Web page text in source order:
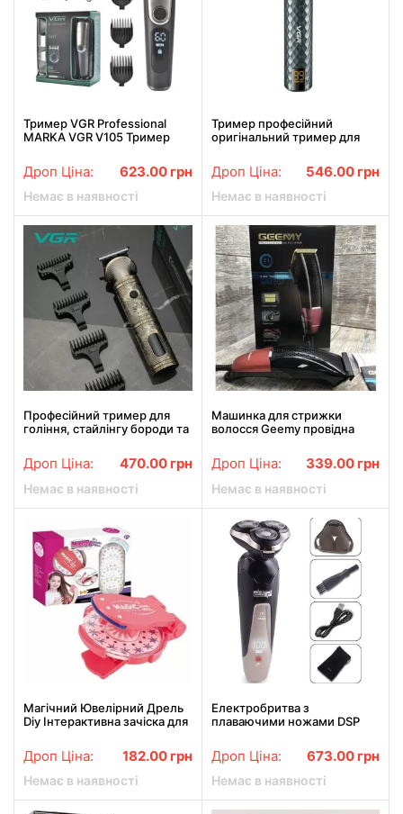
Тример VGR Professional
MARKA VGR V105 Тример
Дроп Ціна: 623.00 грн
Немає в наявності
Тример професійний
оригінальний тример для
Дроп Ціна: 546.00 грн
Немає в наявності
Професійний тример для
гоління, стайлінгу бороди та
(мультитример
акумуляторного типу)
Дроп Ціна: 470.00 грн
Немає в наявності
Машинка для стрижки
волосся Geemy провідна
червона (GM-807)
Дроп Ціна: 339.00 грн
Немає в наявності
Магічний Ювелірний Дрель
Diy Інтерактивна зачіска для
Іграшка Плетільник Набір
Макіяж Дівчина
Дроп Ціна: 182.00 грн
Немає в наявності
Електробритва з
плаваючими ножами DSP
обличчя та бороди
Дроп Ціна: 673.00 грн
Немає в наявності